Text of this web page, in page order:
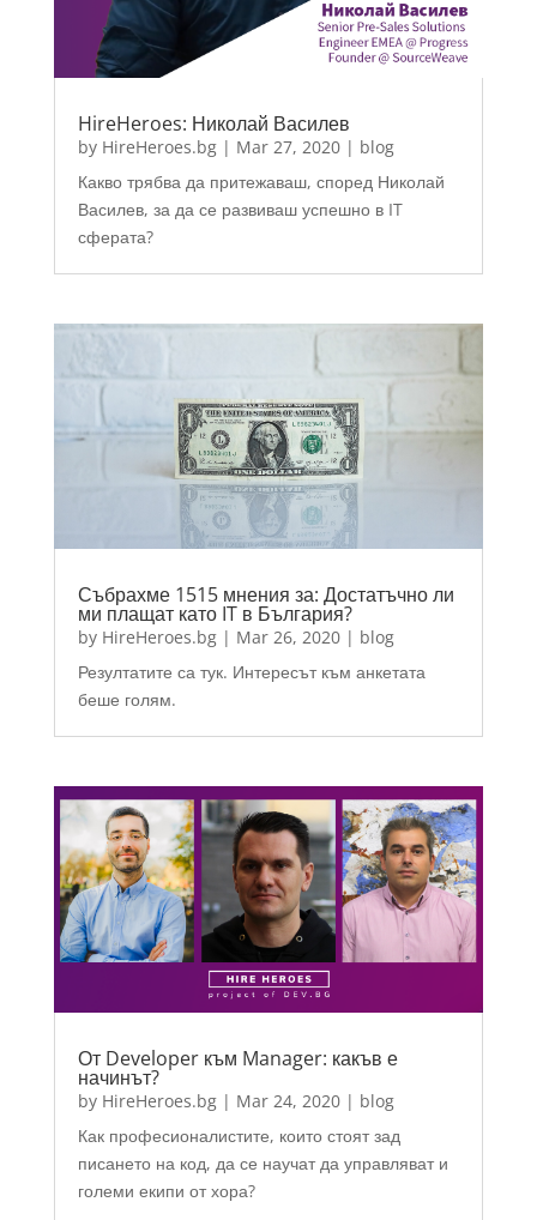
HireHeroes: Николай Василев
by HireHeroes.bg| Mar 27, 2020| blog
Какво трябва да притежаваш, според Николай
Василев, за да се развиваш успешно в IT
сферата?
Събрахме 1515 мнения за: Достатъчно ли
ми плащат като IT в България?
by HireHeroes.bg| Mar 26, 2020| blog
Резултатите са тук. Интересът към анкетата
беше голям.
От Developer към Manager: какъв е
начинът?
by HireHeroes.bg| Mar 24, 2020| blog
Как професионалистите, които стоят зад
писането на код, да се научат да управляват и
големи екипи от хора?